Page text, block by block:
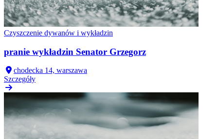
Czyszczenie dywanów i wykładzin
pranie wykładzin Senator Grzegorz
chodecka 14, warszawa
Szczegóły